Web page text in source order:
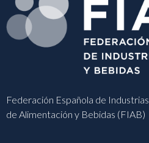
Federación Española de Industrias
de Alimentación y Bebidas (FIAB)